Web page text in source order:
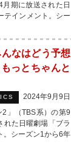
期に放送された日
テインメント。シー
なはどう予想
っとちゃんと
2024年9月9日
」（TBS系）の第9
た日曜劇場「ブラ
。シーズン1から6年